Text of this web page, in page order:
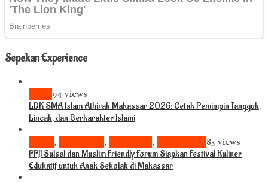
Sepekan Experience
94 views
LDK SMA Islam Athirah Makassar 2026: Cetak Pemimpin Tangguh,
Lincah, dan Berkarakter Islami
, , , 85 views
PPJI Sulsel dan Muslim Friendly Forum Siapkan Festival Kuliner
Edukatif untuk Anak Sekolah di Makassar